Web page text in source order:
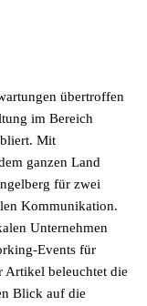
übertroffen
im Bereich
Mit
ganzen Land
für zwei
Kommunikation.
Unternehmen
Events für
Artikel beleuchtet die
Blick auf die